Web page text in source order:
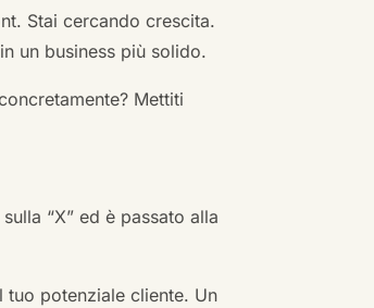
Stai cercando crescita.
un business più solido.
Mettiti
“X” ed è passato alla
potenziale cliente. Un